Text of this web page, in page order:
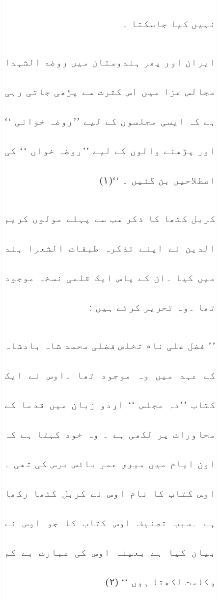
نہیں کیا جاسکتا ۔
ایران اور پھر ہندوستان میں روضۃ الشہدا
مجالس عزا میں اس کثرت سے پڑھی جاتی رہی
ہے کہ ایسی مجلسوں کے لیے ’’روضہ خوانی ‘‘
اور پڑھنے والوں کے لیے ’’روضہ خواں ‘‘ کی
اصطلاحیں بن گئیں ۔ ‘‘(۱)
کربل کتھا کا ذکر سب سے پہلے مولوی کریم
الدین نے اپنے تذکرہ طبقات الشعرا ہند
میں کیا ۔ان کے پاس ایک قلمی نسخہ موجود
تھا ۔وہ تحریر کرتے ہیں :
’’ فضل علی نام تخلص فضلی محمد شاہ بادشاہ
کے عہد میں وہ موجود تھا ۔اوس نے ایک
کتاب ’’دہ مجلس ‘‘ اردو زبان میں قدما کے
محاورات پر لکھی ہے ۔ وہ خود کہتا ہے کہ
اون ایام میں میری عمر بائس برس کی تھی ۔
اوس کتاب کا نام اوس نے کربل کتھا رکھا
ہے ۔سبب تصنیف اوس کتاب کا جو اوس نے
بیان کیا ہے بعینہ اوس کی عبارت بے کم
وکاست لکھتا ہوں ‘‘ (۲)